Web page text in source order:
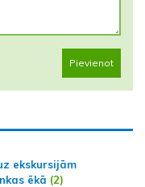
Pievienot
ekskursijām
ēkā (2)